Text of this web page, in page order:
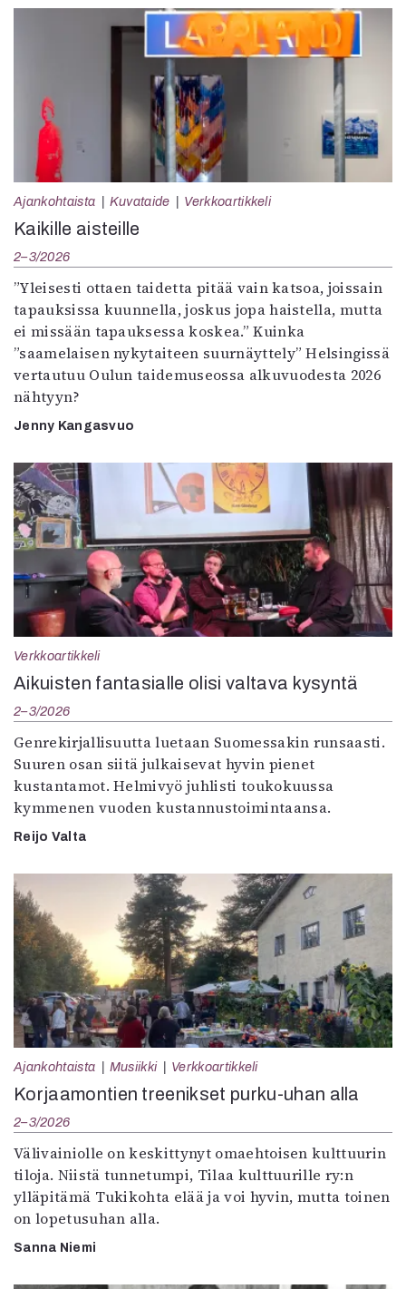
Ajankohtaista Kuvataide Verkkoartikkeli
Kaikille aisteille
2–3/2026
”Yleisesti ottaen taidetta pitää vain katsoa, joissain
tapauksissa kuunnella, joskus jopa haistella, mutta
ei missään tapauksessa koskea.” Kuinka
”saamelaisen nykytaiteen suurnäyttely” Helsingissä
vertautuu Oulun taidemuseossa alkuvuodesta 2026
nähtyyn?
Jenny Kangasvuo
Verkkoartikkeli
Aikuisten fantasialle olisi valtava kysyntä
2–3/2026
Genrekirjallisuutta luetaan Suomessakin runsaasti.
Suuren osan siitä julkaisevat hyvin pienet
kustantamot. Helmivyö juhlisti toukokuussa
kymmenen vuoden kustannustoimintaansa.
Reijo Valta
Ajankohtaista Musiikki Verkkoartikkeli
Korjaamontien treenikset purku-uhan alla
2–3/2026
Välivainiolle on keskittynyt omaehtoisen kulttuurin
tiloja. Niistä tunnetumpi, Tilaa kulttuurille ry:n
ylläpitämä Tukikohta elää ja voi hyvin, mutta toinen
on lopetusuhan alla.
Sanna Niemi